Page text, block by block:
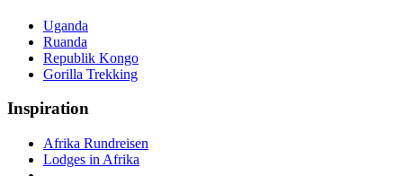
Uganda
Ruanda
Republik Kongo
Gorilla Trekking
Inspiration
Afrika Rundreisen
Lodges in Afrika